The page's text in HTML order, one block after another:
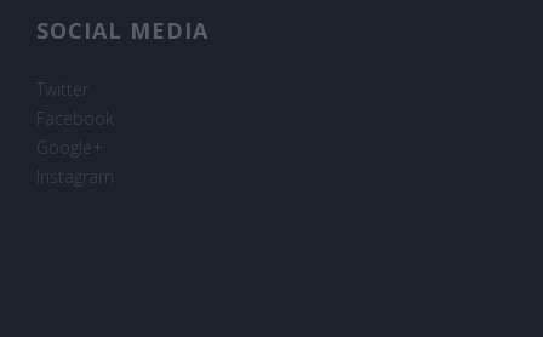
SOCIAL MEDIA
Twitter
Facebook
Google+
Instagram